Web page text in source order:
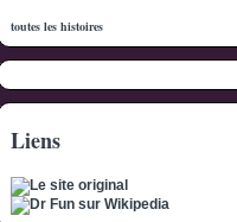
toutes les histoires
Liens